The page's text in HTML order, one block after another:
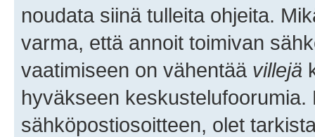
noudata siinä tulleita ohjeita.
varma, että annoit toimivan
vaatimiseen on vähentää villejä
hyväkseen
sähköpostiosoitteen, olet